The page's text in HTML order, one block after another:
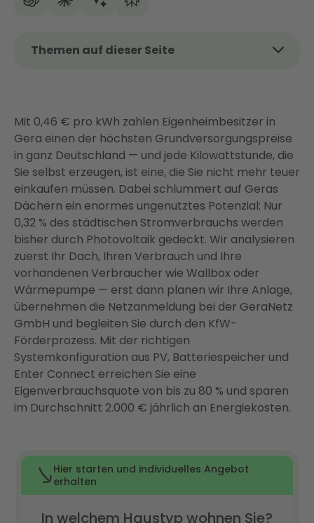
Themen auf dieser Seite
Was kostet eine PV-Anlage in Gera?
Förderung für Photovoltaik in Gera: Was Sie wirklich
bekommen
Ist Ihr Dach in Gera für Photovoltaik geeignet?
PV + Speicher + Energiemanagement: Die
intelligente Komplettlösung
Energy Sharing ab 2026: Solarstrom mit Ihren
Nachbarn in Gera teilen
So läuft Ihr PV-Projekt mit Enter in Gera ab
Über Enter: Ihr Full-Service-Partner für Photovoltaik
in Gera
FAQ
Mit 0,46 € pro kWh zahlen Eigenheimbesitzer in
Gera einen der höchsten Grundversorgungspreise
in ganz Deutschland — und jede Kilowattstunde, die
Sie selbst erzeugen, ist eine, die Sie nicht mehr teuer
einkaufen müssen. Dabei schlummert auf Geras
Dächern ein enormes ungenutztes Potenzial: Nur
0,32 % des städtischen Stromverbrauchs werden
bisher durch Photovoltaik gedeckt. Wir analysieren
zuerst Ihr Dach, Ihren Verbrauch und Ihre
vorhandenen Verbraucher wie Wallbox oder
Wärmepumpe — erst dann planen wir Ihre Anlage,
übernehmen die Netzanmeldung bei der GeraNetz
GmbH und begleiten Sie durch den KfW-
Förderprozess. Mit der richtigen
Systemkonfiguration aus PV, Batteriespeicher und
Enter Connect erreichen Sie eine
Eigenverbrauchsquote von bis zu 80 % und sparen
im Durchschnitt 2.000 € jährlich an Energiekosten.